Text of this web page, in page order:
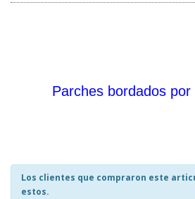
Parches bordados
Los clientes que compraron este
estos.